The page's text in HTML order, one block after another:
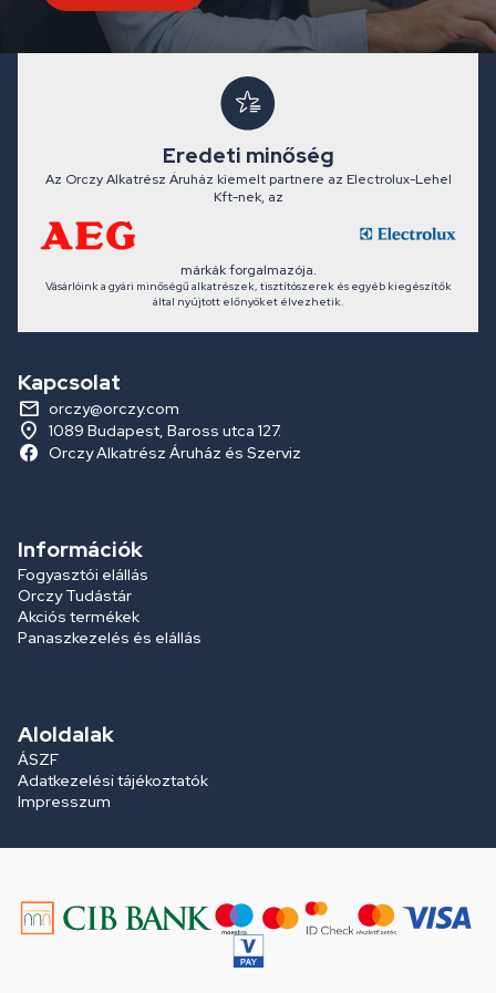
Eredeti minőség
Az Orczy Alkatrész Áruház kiemelt partnere az Electrolux-Lehel
Kft-nek, az
márkák forgalmazója.
Vásárlóink a gyári minőségű alkatrészek, tisztítószerek és egyéb kiegészítők
által nyújtott előnyöket élvezhetik.
Kapcsolat
orczy@orczy.com
1089 Budapest, Baross utca 127.
Orczy Alkatrész Áruház és Szerviz
Információk
Fogyasztói elállás
Orczy Tudástár
Akciós termékek
Panaszkezelés és elállás
Aloldalak
ÁSZF
Adatkezelési tájékoztatók
Impresszum